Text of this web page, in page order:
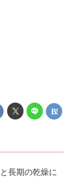
長期の乾燥に